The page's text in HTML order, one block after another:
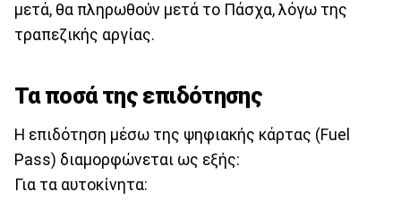
μετά, θα πληρωθούν μετά το Πάσχα, λόγω της
τραπεζικής αργίας.
Τα ποσά της επιδότησης
Η επιδότηση μέσω της ψηφιακής κάρτας (Fuel
Pass) διαμορφώνεται ως εξής:
Για τα αυτοκίνητα: